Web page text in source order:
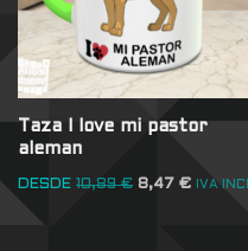
Taza I love mi pastor
aleman
DESDE 10,89€ 8,47 € IVA INCL